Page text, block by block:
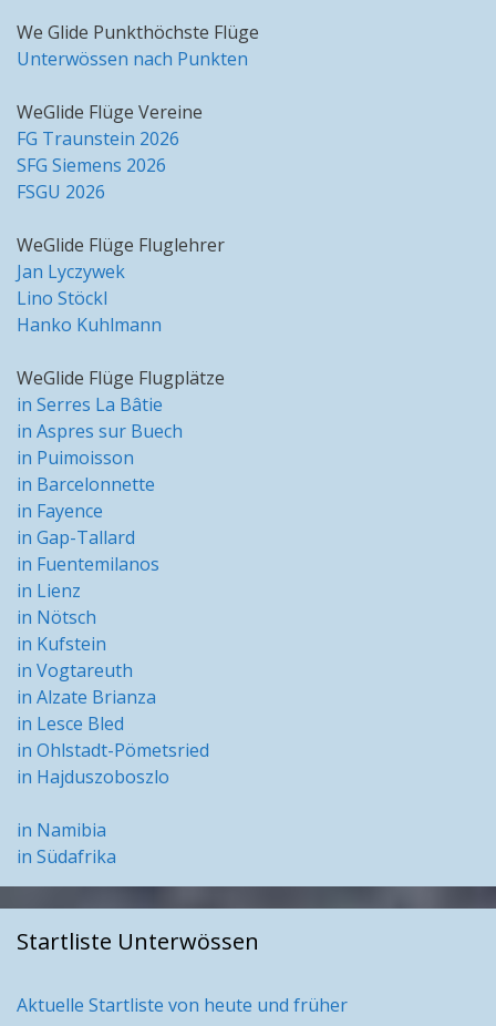
We Glide Punkthöchste Flüge
Unterwössen nach Punkten
WeGlide Flüge Vereine
FG Traunstein 2026
SFG Siemens 2026
FSGU 2026
WeGlide Flüge Fluglehrer
Jan Lyczywek
Lino Stöckl
Hanko Kuhlmann
WeGlide Flüge Flugplätze
in Serres La Bâtie
in Aspres sur Buech
in Puimoisson
in Barcelonnette
in Fayence
in Gap-Tallard
in Fuentemilanos
in Lienz
in Nötsch
in Kufstein
in Vogtareuth
in Alzate Brianza
in Lesce Bled
in Ohlstadt-Pömetsried
in Hajduszoboszlo
in Namibia
in Südafrika
Startliste Unterwössen
Aktuelle Startliste von heute und früher